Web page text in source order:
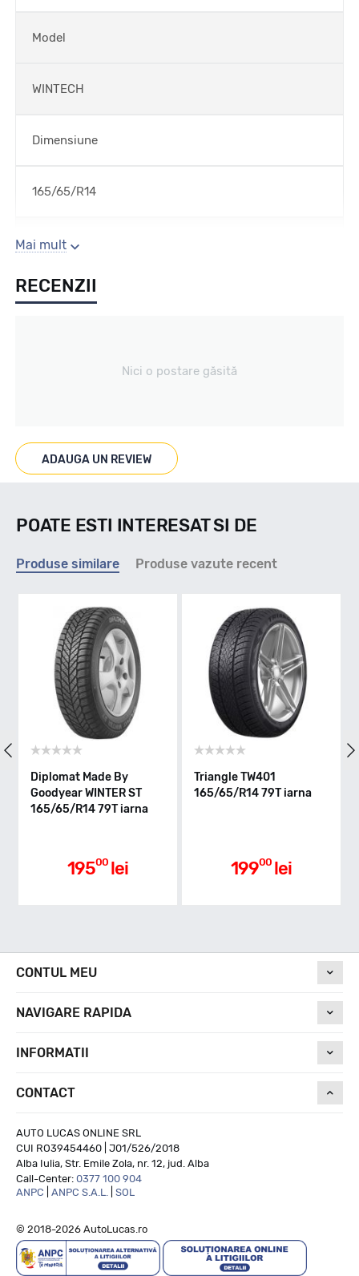
Model
WINTECH
Dimensiune
165/65/R14
Sezon
IARNA
Marcat M+S
Indice viteza
T - max 190km/h
Indice greutate
E
Aderenta pe carosabil ud
Nivel de zgomot
71
Mai mult
RECENZII
Nici o postare găsită
ADAUGA UN REVIEW
POATE ESTI INTERESAT SI DE
Produse similare Produse vazute recent
Diplomat Made By
Goodyear WINTER ST
165/65/R14 79T iarna
19500 lei
Triangle TW401
165/65/R14 79T iarna
19900 lei
CONTUL MEU
NAVIGARE RAPIDA
INFORMATII
CONTACT
AUTO LUCAS ONLINE SRL
CUI RO39454460 | J01/526/2018
Alba Iulia, Str. Emile Zola, nr. 12, jud. Alba
Call-Center: 0377 100 904
ANPC
ANPC S.A.L. SOL
© 2018-2026 AutoLucas.ro